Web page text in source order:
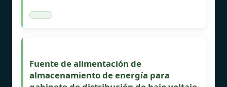
Fuente de alimentación de
almacenamiento de energía para